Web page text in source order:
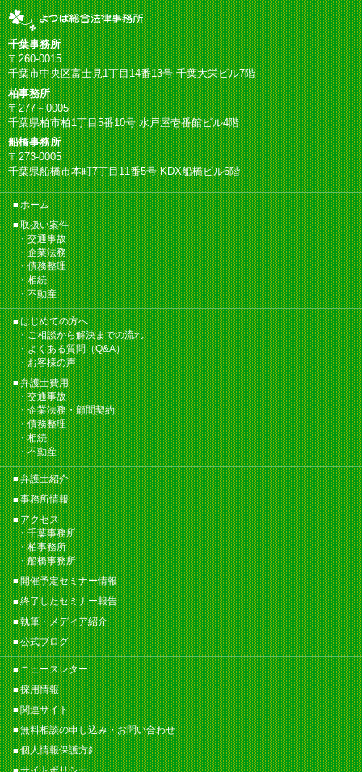
千葉事務所
〒260-0015
千葉市中央区富士見1丁目14番13号 千葉大栄ビル7階
柏事務所
〒277－0005
千葉県柏市柏1丁目5番10号 水戸屋壱番館ビル4階
船橋事務所
〒273-0005
千葉県船橋市本町7丁目11番5号 KDX船橋ビル6階
ホーム
取扱い案件
交通事故
企業法務
債務整理
相続
不動産
はじめての方へ
ご相談から解決までの流れ
よくある質問（Q&A）
お客様の声
弁護士費用
交通事故
企業法務・顧問契約
債務整理
相続
不動産
弁護士紹介
事務所情報
アクセス
千葉事務所
柏事務所
船橋事務所
開催予定セミナー情報
終了したセミナー報告
執筆・メディア紹介
公式ブログ
ニュースレター
採用情報
関連サイト
無料相談の申し込み・お問い合わせ
個人情報保護方針